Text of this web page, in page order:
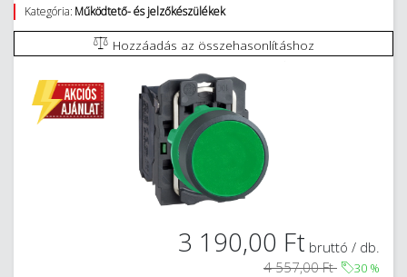
Kategória: Működtető- és jelzőkészülékek
Hozzáadás az összehasonlításhoz
3 190,00 Ft bruttó / db.
4 557,00 Ft
30 %